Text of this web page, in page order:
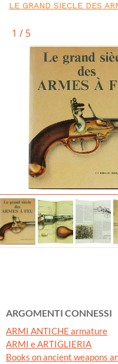
LE GRAND SIECLE DES
1 / 5
ARGOMENTI CONNESSI
ARMI ANTICHE armature
ARMI e ARTIGLIERIA
Books on ancient weapons